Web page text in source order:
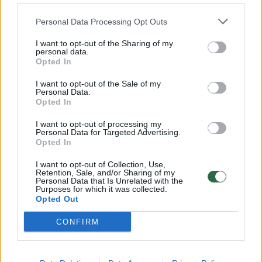
Personal Data Processing Opt Outs
I want to opt-out of the Sharing of my
personal data.
Opted In
I want to opt-out of the Sale of my
Personal Data.
Opted In
I want to opt-out of processing my
Personal Data for Targeted Advertising.
Opted In
I want to opt-out of Collection, Use,
Retention, Sale, and/or Sharing of my
Personal Data that Is Unrelated with the
Purposes for which it was collected.
Opted Out
CONFIRM
32 laipsnių šilumos
Žinios | Orai
V. Zalužno pasisakymą laiko bandymu įsitvirtinti
Laidos | Nauja diena
00:00:57
Sinoptikai atsakė, kokiais orais užbaigsime darbo
savaitę: karščiai atsitrauks
Žinios | Orai